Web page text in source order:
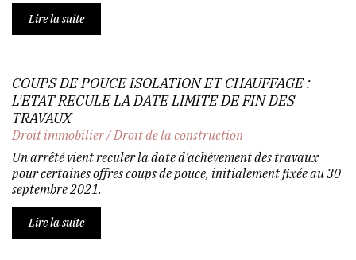
Lire la suite
COUPS DE POUCE ISOLATION ET CHAUFFAGE :
L'ETAT RECULE LA DATE LIMITE DE FIN DES
TRAVAUX
Droit immobilier/Droit de la construction
Un arrêté vient reculer la date d'achèvement des travaux
pour certaines offres coups de pouce, initialement fixée au 30
septembre 2021.
Lire la suite